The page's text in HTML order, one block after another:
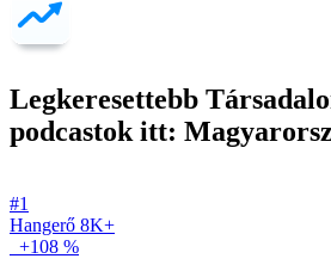
Legkeresettebb
podcastok itt:
#1
Hangerő 8K+
+108 %